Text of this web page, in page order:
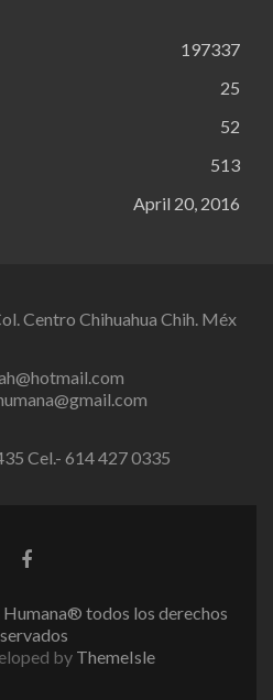
197337
25
52
513
April 20, 2016
Centro Chihuahua Chih. Méx
Cel.- 614 427 0335
Facebook
todos los derechos
by ThemeIsle